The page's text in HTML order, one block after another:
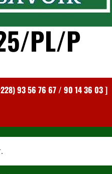
PL/P
(+228) 93 56 76 67 / 90 14 36 03 ]